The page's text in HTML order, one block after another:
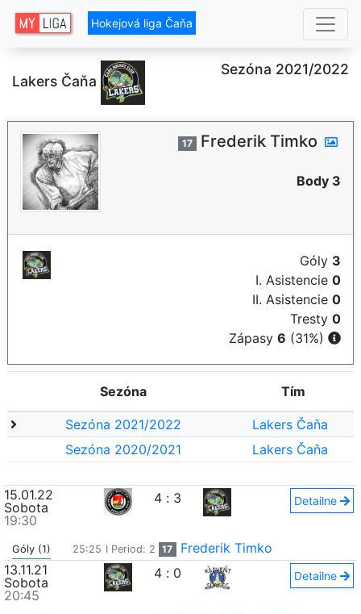
Hokejová liga Čaňa
Lakers Čaňa
Sezóna 2021/2022
17 Frederik Timko
Body 3
Góly 3
I. Asistencie 0
II. Asistencie 0
Tresty 0
Zápasy 6 (31%)
Sezóna Tím
Sezóna 2021/2022
Lakers Čaňa
Sezóna 2020/2021
Lakers Čaňa
15.01.22
Sobota
19:30
4 : 3 Detailne
Góly (1) 25:25 I Period: 2 17
Frederik Timko
13.11.21
Sobota
20:45
4 : 0 Detailne